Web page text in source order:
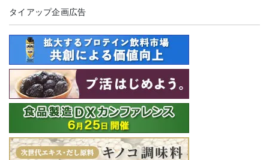
タイアップ企画広告